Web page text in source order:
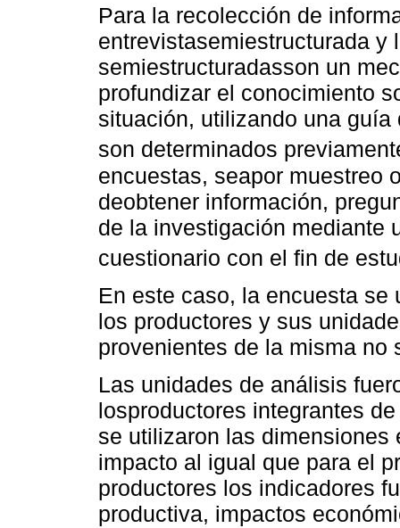
Para la recolección de
entrevistasemiestructurada y
semiestructuradasson un
profundizar el conocimiento
situación, utilizando una
son determinados
encuestas, seapor muestreo
deobtener información,
de la investigación mediante
cuestionario con el fin de
En este caso, la encuesta
los productores y sus
provenientes de la misma no
Las unidades de análisis
losproductores integrantes
se utilizaron las
impacto al igual que para el
productores los indicadores
productiva, impactos